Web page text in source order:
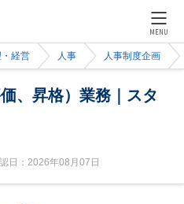
MENU
経営 人事 人事制度企画
、昇格）業務｜スタ
日：2026年08月07日